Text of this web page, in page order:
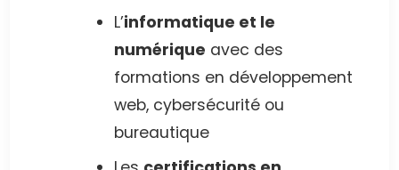
L’informatique et le
numérique avec des
formations en développement
web, cybersécurité ou
bureautique